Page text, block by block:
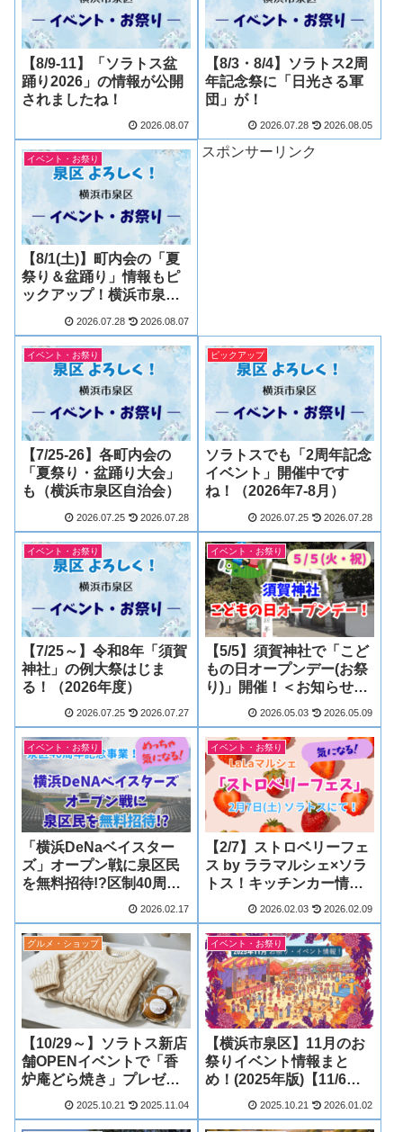
【8/9-11】「ソラトス盆
踊り2026」の情報が公開
されましたね！
2026.08.07
【8/3・8/4】ソラトス2周
年記念祭に「日光さる軍
団」が！
2026.07.28 2026.08.05
イベント・お祭り
【8/1(土)】町内会の「夏
祭り＆盆踊り」情報もピ
ックアップ！横浜市泉区
2026.07.28 2026.08.07
スポンサーリンク
イベント・お祭り
【7/25-26】各町内会の
「夏祭り・盆踊り大会」
も（横浜市泉区自治会）
2026.07.25 2026.07.28
ピックアップ
ソラトスでも「2周年記念
イベント」開催中です
ね！（2026年7-8月）
2026.07.25 2026.07.28
イベント・お祭り
【7/25～】令和8年「須賀
神社」の例大祭はじま
る！（2026年度）
2026.07.25 2026.07.27
イベント・お祭り
【5/5】須賀神社で「こど
もの日オープンデー(お祭
り)」開催！＜お知らせ追
2026.05.03 2026.05.09
イベント・お祭り
「横浜DeNaベイスター
ズ」オープン戦に泉区民
を無料招待!?区制40周年
2026.02.17
イベント・お祭り
【2/7】ストロベリーフェ
ス by ララマルシェ×ソラ
トス！キッチンカー情報
2026.02.03 2026.02.09
グルメ・ショップ
【10/29～】ソラトス新店
舗OPENイベントで「香
炉庵どら焼き」プレゼン
2025.10.21 2025.11.04
イベント・お祭り
【横浜市泉区】11月のお
祭りイベント情報まと
め！(2025年版)【11/6更
2025.10.21 2026.01.02